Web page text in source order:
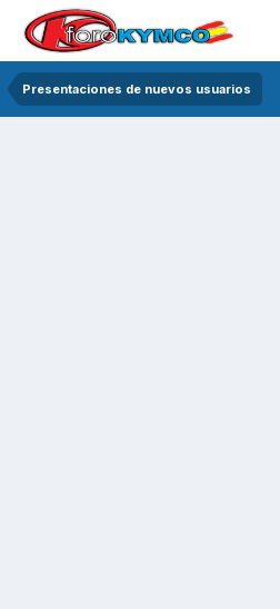
Presentaciones de nuevos usuarios